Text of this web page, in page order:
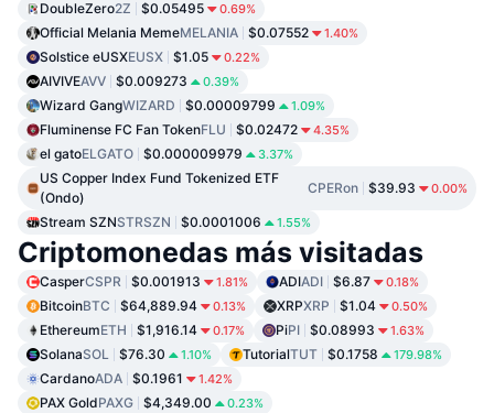
DoubleZero2Z $0.05495 0.69%
Official Melania MemeMELANIA $0.07552 1.40%
Solstice eUSXEUSX $1.05 0.22%
AIVIVEAVV $0.009273 0.39%
Wizard GangWIZARD $0.00009799 1.09%
Fluminense FC Fan TokenFLU $0.02472 4.35%
el gatoELGATO $0.000009979 3.37%
US Copper Index Fund Tokenized ETF
(Ondo)
CPERon $39.93 0.00%
Stream SZNSTRSZN $0.0001006 1.55%
Criptomonedas más visitadas
CasperCSPR $0.001913 1.81% ADIADI $6.87 0.18%
BitcoinBTC $64,889.94 0.13% XRPXRP $1.04 0.50%
EthereumETH $1,916.14 0.17% PiPI $0.08993 1.63%
SolanaSOL $76.30 1.10% TutorialTUT $0.1758 179.98%
CardanoADA $0.1961 1.42%
PAX GoldPAXG $4,349.00 0.23%